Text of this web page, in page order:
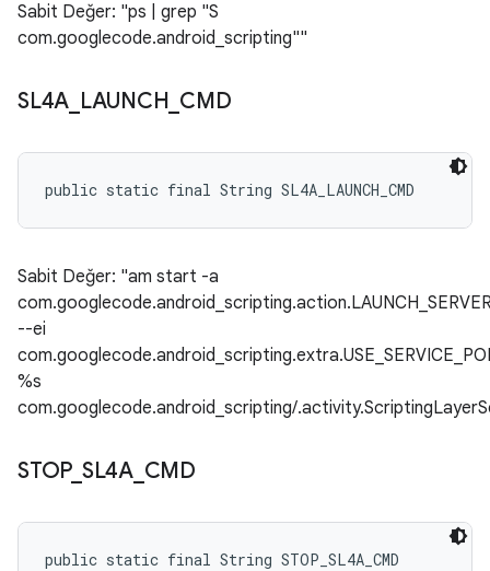
Sabit Değer: "ps | grep "S
com.googlecode.android_scripting""
SL4A LAUNCH CMD
public static final String SL4A_LAUNCH_CMD
Sabit Değer: "am start -a
--ei
%s
com.googlecode.android_scripting/
STOP_ SL4A_ CMD
public static final String STOP_SL4A_CMD